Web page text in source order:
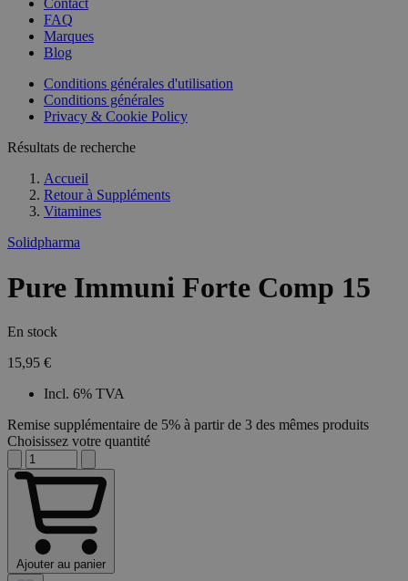
Contact
FAQ
Marques
Blog
Conditions générales d'utilisation
Conditions générales
Privacy & Cookie Policy
Résultats de recherche
Accueil
Retour à Suppléments
Vitamines
Solidpharma
Pure Immuni Forte Comp 15
En stock
15,95 €
Incl. 6% TVA
Remise supplémentaire de 5% à partir de 3 des mêmes produits
Choisissez votre quantité
Ajouter au panier